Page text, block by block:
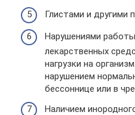
Глистами и другими
Нарушениями
лекарственных
нагрузки на
нарушением
бессоннице или в
Наличием